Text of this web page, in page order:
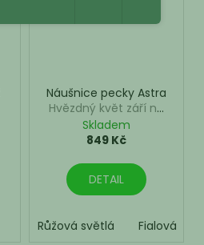
Náušnice pecky Astra
Hvězdný květ září na
uších
Skladem
849 Kč
DETAIL
Růžová světlá Fialová